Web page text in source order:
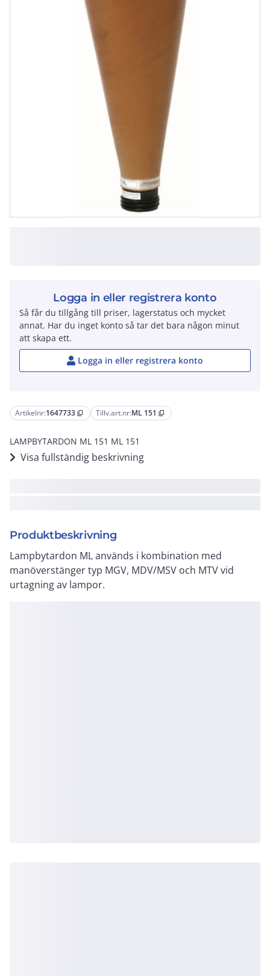
Artikelnr:1647733 content_copy Tillv.art.nr:ML 151 content_copy
LAMPBYTARDON ML 151 ML 151
Visa fullständig beskrivning
Produktbeskrivning
Lampbytardon ML används i kombination med
manöverstänger typ MGV, MDV/MSV och MTV vid
urtagning av lampor.
Logga in eller registrera konto
Så får du tillgång till priser, lagerstatus och mycket
annat. Har du inget konto så tar det bara någon minut
att skapa ett.
Logga in eller registrera konto